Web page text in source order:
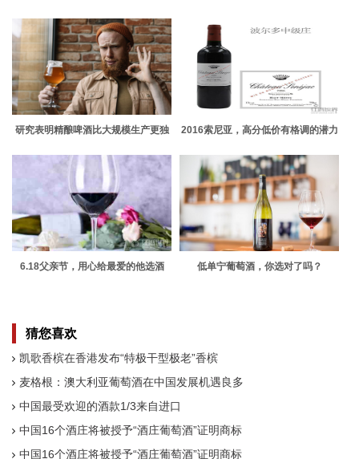
研究表明精酿啤酒比大规模生产更独
2016索尼亚，高分低价有格调的潜力
6.18父亲节，用心给最爱的他选酒 低单宁葡萄酒，你选对了吗？
猜您喜欢
凯歌香槟在香港发布“特极干型极老”香槟
麦格根：澳大利亚葡萄酒在中国发展机遇良多
中国最受欢迎的酒款1/3来自进口
中国16个酒庄将被授予“酒庄葡萄酒”证明商标
中国16个酒庄将被授予“酒庄葡萄酒”证明商标